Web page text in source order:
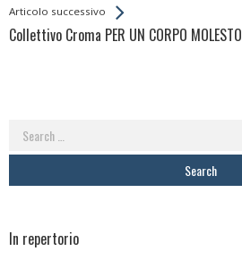
Articolo successivo
Collettivo Croma PER UN CORPO MOLESTO
Search
In repertorio